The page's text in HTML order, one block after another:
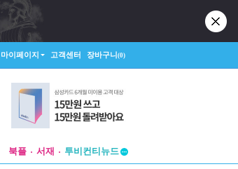
마이페이지 고객센터 장바구니(0)
북플 서재
투비컨티뉴드